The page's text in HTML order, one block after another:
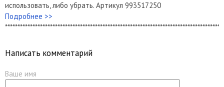
использовать, либо убрать. Артикул 993517250
Подробнее >>
Написать комментарий
Ваше имя